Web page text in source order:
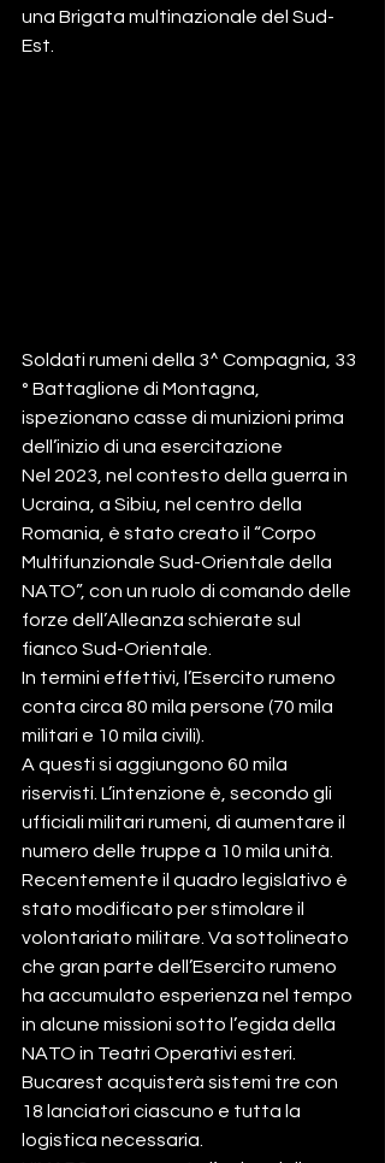
una Brigata multinazionale del Sud-
Est.
Soldati rumeni della 3^ Compagnia, 33
° Battaglione di Montagna,
ispezionano casse di munizioni prima
dell’inizio di una esercitazione
Nel 2023, nel contesto della guerra in
Ucraina, a Sibiu, nel centro della
Romania, è stato creato il “Corpo
Multifunzionale Sud-Orientale della
NATO”, con un ruolo di comando delle
forze dell’Alleanza schierate sul
fianco Sud-Orientale.
In termini effettivi, l’Esercito rumeno
conta circa 80 mila persone (70 mila
militari e 10 mila civili).
A questi si aggiungono 60 mila
riservisti. L’intenzione è, secondo gli
ufficiali militari rumeni, di aumentare il
numero delle truppe a 10 mila unità.
Recentemente il quadro legislativo è
stato modificato per stimolare il
volontariato militare. Va sottolineato
che gran parte dell’Esercito rumeno
ha accumulato esperienza nel tempo
in alcune missioni sotto l’egida della
NATO in Teatri Operativi esteri.
Bucarest acquisterà sistemi tre con
18 lanciatori ciascuno e tutta la
logistica necessaria.